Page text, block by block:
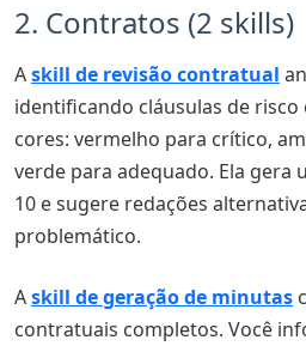
2. Contratos (2 skills)
Askill de revisão contratual
identificando cláusulas de
cores: vermelho para crítico,
verde para adequado. Ela gera
10 e sugere redações
problemático.
Askill de geração de minutas
contratuais completos. Você